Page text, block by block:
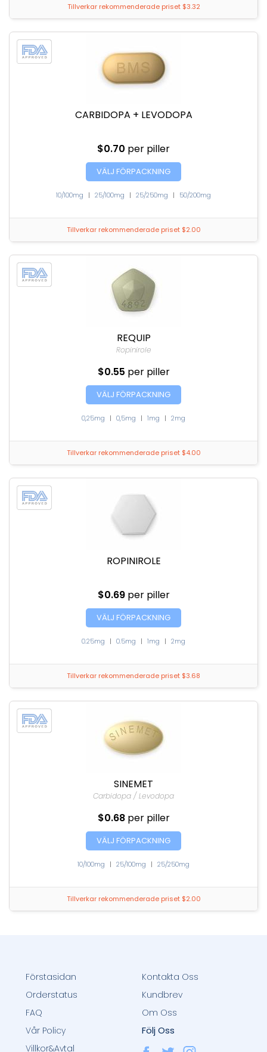
Tillverkar rekommenderade priset $3.32
CARBIDOPA + LEVODOPA
$0.70 per piller
VÄLJ FÖRPACKNING
10/100mg | 25/100mg | 25/250mg | 50/200mg
Tillverkar rekommenderade priset $2.00
REQUIP
Ropinirole
$0.55 per piller
VÄLJ FÖRPACKNING
0,25mg | 0,5mg | 1mg | 2mg
Tillverkar rekommenderade priset $4.00
ROPINIROLE
$0.69 per piller
VÄLJ FÖRPACKNING
0.25mg | 0.5mg | 1mg | 2mg
Tillverkar rekommenderade priset $3.68
SINEMET
Carbidopa / Levodopa
$0.68 per piller
VÄLJ FÖRPACKNING
10/100mg | 25/100mg | 25/250mg
Tillverkar rekommenderade priset $2.00
Förstasidan
Orderstatus
FAQ
Kontakta Oss
Kundbrev
Om Oss
Vår Policy
Villkor&Avtal
Följ Oss